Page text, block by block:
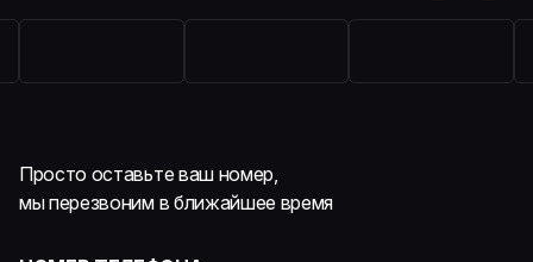
Просто оставьте ваш номер,
мы перезвоним в ближайшее время